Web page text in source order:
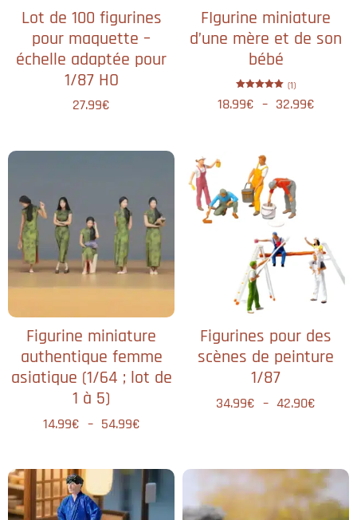
Lot de 100 figurines
pour maquette –
échelle adaptée pour
1/87 HO
27.99€
FIgurine miniature
d’une mère et de son
bébé
5.00
(1)
18.99€ – 32.99€
Figurine miniature
authentique femme
asiatique (1/64 ; lot de
1 à 5)
14.99€ – 54.99€
Figurines pour des
scènes de peinture
1/87
34.99€ – 42.90€